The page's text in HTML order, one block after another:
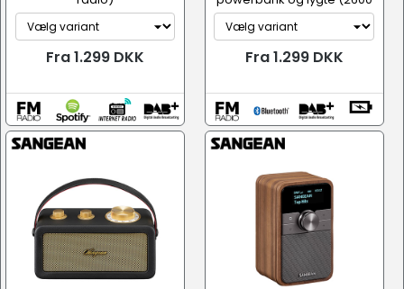
Fra 1.299 DKK
mAh)
Fra 1.299 DKK